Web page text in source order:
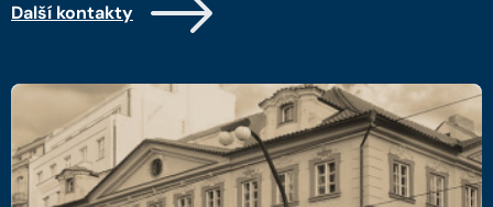
Další kontakty